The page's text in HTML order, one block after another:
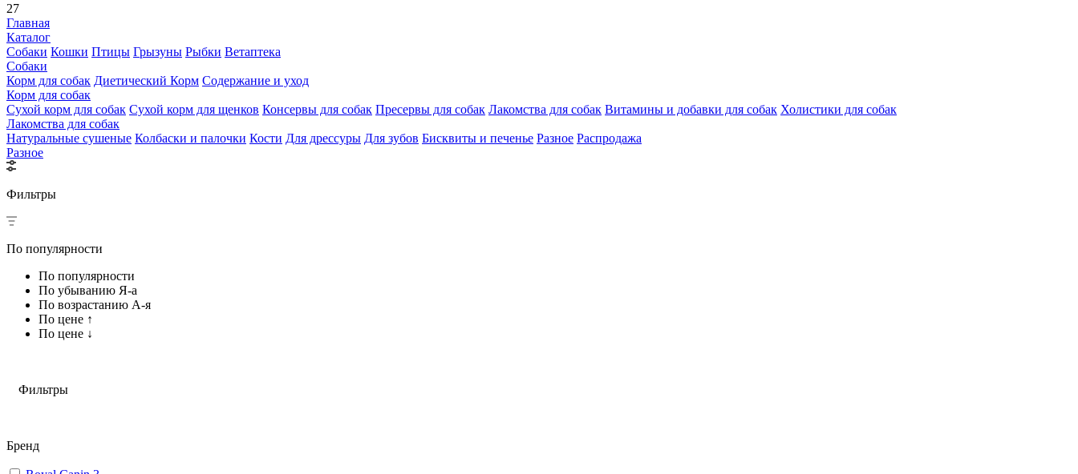
27
Главная
Каталог
Собаки Кошки Птицы Грызуны Рыбки Ветаптека
Собаки
Корм для собак Диетический Корм Содержание и уход
Корм для собак
Сухой корм для собак Сухой корм для щенков Консервы для собак Пресервы для собак Лакомства для собак Витамины и добавки для собак Холистики для собак
Лакомства для собак
Натуральные сушеные Колбаски и палочки Кости Для дрессуры Для зубов Бисквиты и печенье Разное Распродажа
Разное
Фильтры
По популярности
По популярности
По убыванию Я-а
По возрастанию А-я
По цене ↑
По цене ↓
Фильтры
Бренд